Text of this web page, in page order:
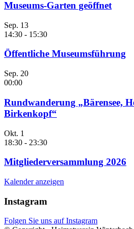
Museums-Garten geöffnet
Sep. 13
14:30 - 15:30
Öffentliche Museumsführung
Sep. 20
00:00
Rundwanderung „Bärensee,
Birkenkopf“
Okt. 1
18:30 - 23:30
Mitgliederversammlung 2026
Kalender anzeigen
Instagram
Folgen Sie uns auf Instagram